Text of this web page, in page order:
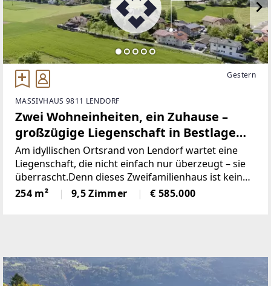
Gestern
MASSIVHAUS 9811 LENDORF
Zwei Wohneinheiten, ein Zuhause –
großzügige Liegenschaft in Bestlage
von Lendorf mit Gartenparadies &
Zukunftspotenzial
Am idyllischen Ortsrand von Lendorf wartet eine
Liegenschaft, die nicht einfach nur überzeugt – sie
überrascht.Denn dieses Zweifamilienhaus ist kein
Kompromiss. Es ist eine effiziente Kombination aus
Raum, Technik und Lebensgefühl. Ein Zuhause,
254 m² 9,5 Zimmer € 585.000